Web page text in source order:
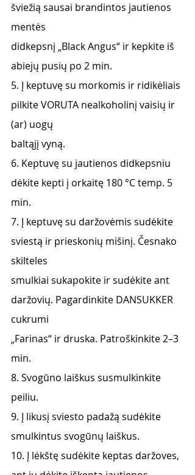
šviežią sausai brandintos jautienos
mentės
didkepsnį „Black Angus“ ir kepkite iš
abiejų pusių po 2 min.
5. Į keptuvę su morkomis ir ridikėliais
pilkite VORUTA nealkoholinį vaisių ir
(ar) uogų
baltąjį vyną.
6. Keptuvę su jautienos didkepsniu
dėkite kepti į orkaitę 180 °C temp. 5
min.
7. Į keptuvę su daržovėmis sudėkite
sviestą ir prieskonių mišinį. Česnako
skilteles
smulkiai sukapokite ir sudėkite ant
daržovių. Pagardinkite DANSUKKER
cukrumi
„Farinas“ ir druska. Patroškinkite 2–3
min.
8. Svogūno laiškus susmulkinkite
peiliu.
9. Į likusį sviesto padažą sudėkite
smulkintus svogūnų laiškus.
10. Į lėkštę sudėkite keptas daržoves,